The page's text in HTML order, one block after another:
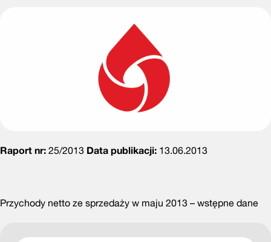
Raport nr: 25/2013 Data publikacji: 13.06.2013
Przychody netto ze sprzedaży w maju 2013 – wstępne dane